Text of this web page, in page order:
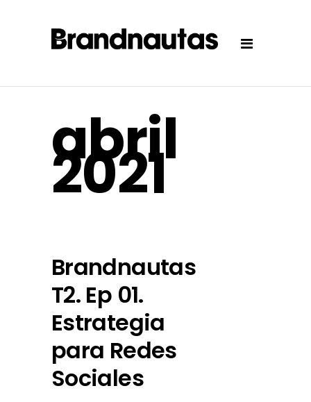
abril
2021
Brandnautas
T2. Ep 01.
Estrategia
para Redes
Sociales